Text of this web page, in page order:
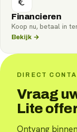
Financieren
Koop nu, betaal in
Bekijk →
DIRECT
Vraag
Lite
Ontvang